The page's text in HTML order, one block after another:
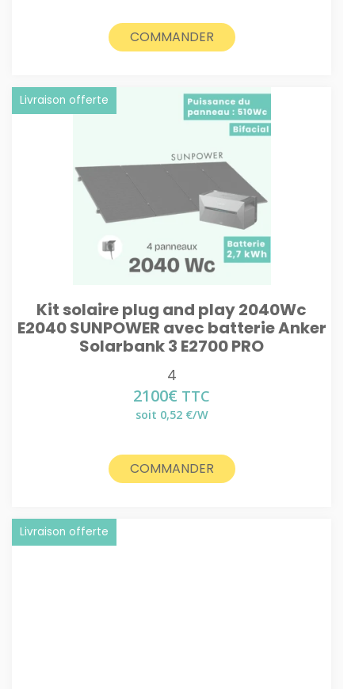
COMMANDER
Kit solaire plug and play 2040Wc
E2040 SUNPOWER avec batterie Anker
Solarbank 3 E2700 PRO
Livraison offerte
4
2100€ TTC
soit 0,52 €/W
COMMANDER
Livraison offerte